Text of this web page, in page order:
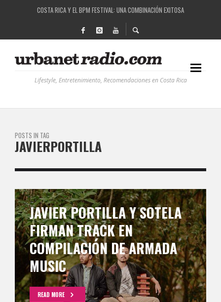
COSTA RICA Y EL BPM FESTIVAL: UNA COMBINACIÓN EXITOSA
LA HISTORIA DETRÁS DE LA MÚSICA ELECTRÓNICA: BBC RADIOPHONIC WORKSHOP
RECORDANDO LA EXPERIENCIA BPM: UN REVIEW DE LA PRIMERA EDICIÓN QUE TRAJO
Lifestyle, Entretenimiento, Recomendaciones en Costa Rica
POSTS IN TAG
JAVIERPORTILLA
JAVIER PORTILLA Y SOTELA
FIRMAN TRACK EN
COMPILACIÓN DE ARMADA
MUSIC
READ MORE